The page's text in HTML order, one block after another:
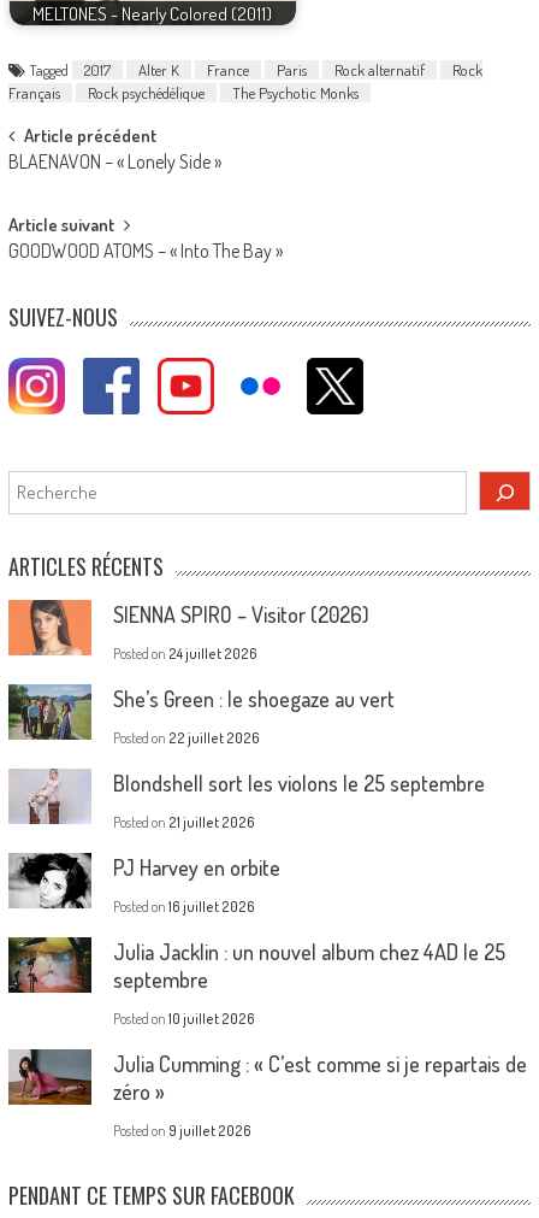
MELTONES - Nearly Colored (2011)
Tagged 2017 Alter K France Paris Rock alternatif
Rock
Français
Rock psychédélique The Psychotic Monks
Post
navigation
Article précédent
BLAENAVON – « Lonely Side »
Article suivant
GOODWOOD ATOMS – « Into The Bay »
SUIVEZ-NOUS
Rechercher
ARTICLES RÉCENTS
SIENNA SPIRO – Visitor (2026)
Posted on 24 juillet 2026
She’s Green : le shoegaze au vert
Posted on 22 juillet 2026
Blondshell sort les violons le 25 septembre
Posted on 21 juillet 2026
PJ Harvey en orbite
Posted on 16 juillet 2026
Julia Jacklin : un nouvel album chez 4AD le 25
septembre
Posted on 10 juillet 2026
Julia Cumming : « C’est comme si je repartais de
zéro »
Posted on 9 juillet 2026
PENDANT CE TEMPS SUR FACEBOOK